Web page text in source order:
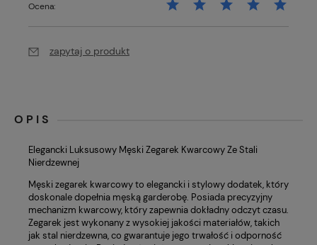
Ocena:
zapytaj o produkt
OPIS
Elegancki Luksusowy Męski Zegarek Kwarcowy Ze Stali
Nierdzewnej
Męski zegarek kwarcowy to elegancki i stylowy dodatek, który
doskonale dopełnia męską garderobę. Posiada precyzyjny
mechanizm kwarcowy, który zapewnia dokładny odczyt czasu.
Zegarek jest wykonany z wysokiej jakości materiałów, takich
jak stal nierdzewna, co gwarantuje jego trwałość i odporność